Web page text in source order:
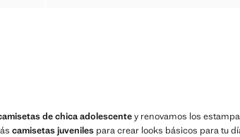
de chica adolescentey renovamos los
camisetas juveniles para crear looks básicos para tu